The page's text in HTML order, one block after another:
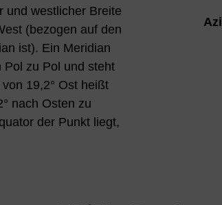
und westlicher Breite
(bezogen auf den
ist). Ein Meridian
Pol zu Pol und steht
19,2° Ost heißt
nach Osten zu
der Punkt liegt,